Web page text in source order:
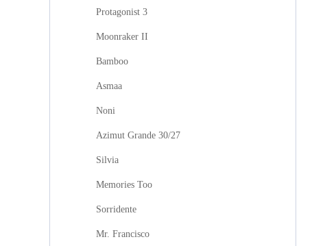
Protagonist 3
Moonraker II
Bamboo
Asmaa
Noni
Azimut Grande 30/27
Silvia
Memories Too
Sorridente
Mr. Francisco